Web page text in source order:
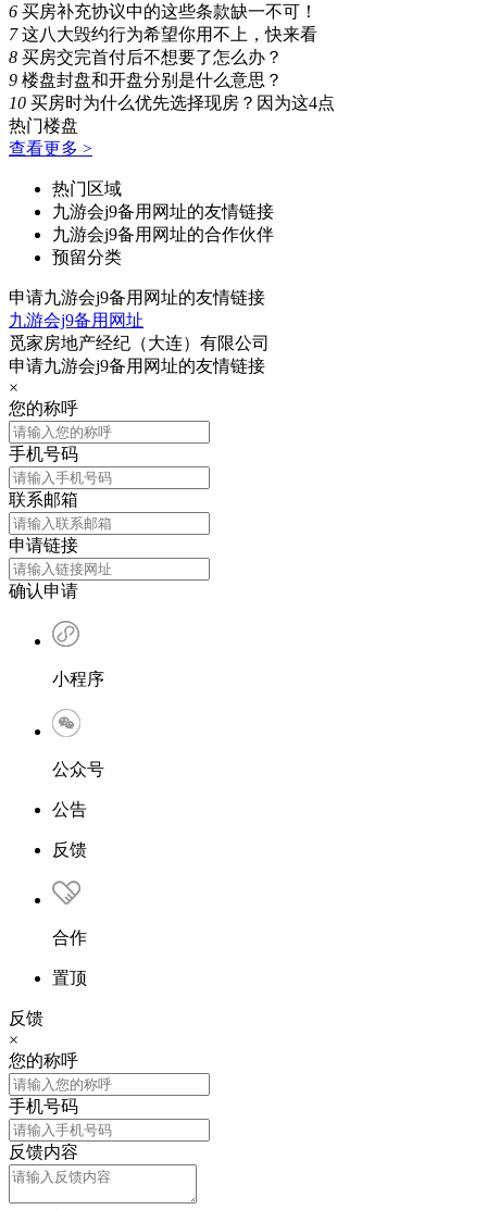
6 买房补充协议中的这些条款缺一不可！
7 这八大毁约行为希望你用不上，快来看
8 买房交完首付后不想要了怎么办？
9 楼盘封盘和开盘分别是什么意思？
10 买房时为什么优先选择现房？因为这4点
热门楼盘
查看更多 >
热门区域
九游会j9备用网址的友情链接
九游会j9备用网址的合作伙伴
预留分类
申请九游会j9备用网址的友情链接
九游会j9备用网址
觅家房地产经纪（大连）有限公司
申请九游会j9备用网址的友情链接
×
您的称呼
手机号码
联系邮箱
申请链接
确认申请
小程序
公众号
公告
反馈
合作
置顶
反馈
×
您的称呼
手机号码
反馈内容